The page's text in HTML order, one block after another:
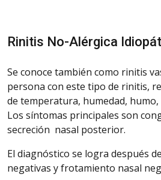
Rinitis No-Alérgica
Se conoce también como rinitis
persona con este tipo de rinitis,
de temperatura, humedad,
Los síntomas principales son
secreción nasal posterior.
El diagnóstico se logra después
negativas y frotamiento nasal